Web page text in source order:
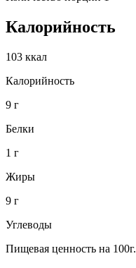
Калорийность
103 ккал
Калорийность
9 г
Белки
1 г
Жиры
9 г
Углеводы
Пищевая ценность на 100г.